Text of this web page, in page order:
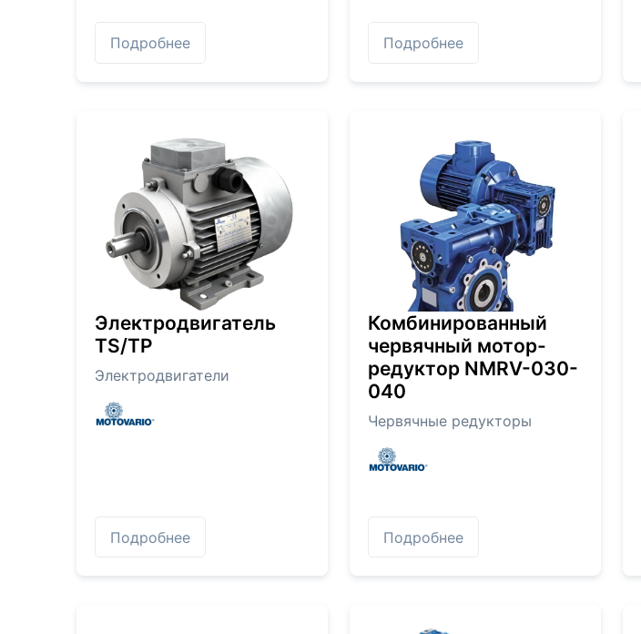
Подробнее Подробнее
Электродвигатель
TS/TP
Электродвигатели
Подробнее
Комбинированный
червячный мотор-
редуктор NMRV-030-
040
Червячные редукторы
Подробнее